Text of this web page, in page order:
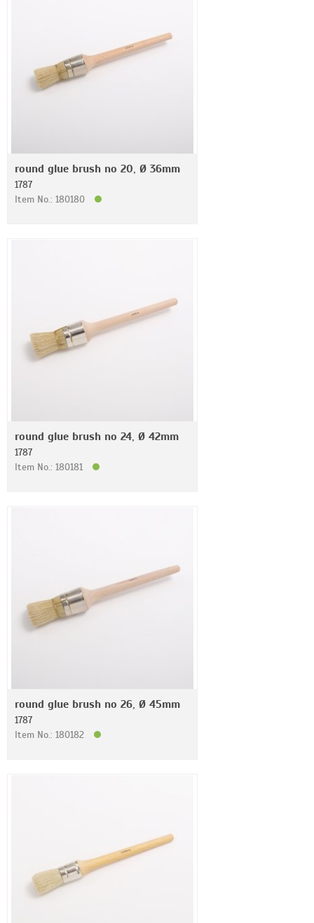
round glue brush no 20, Ø 36mm
1787
Item No.: 180180
round glue brush no 24, Ø 42mm
1787
Item No.: 180181
round glue brush no 26, Ø 45mm
1787
Item No.: 180182